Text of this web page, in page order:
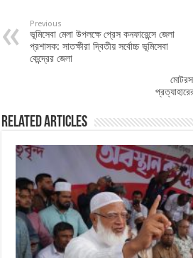
Previous
ভূমিসেবা মেলা উপলক্ষে প্রেস কনফারেন্সে জেলা
প্রশাসক: সাতক্ষীরা দ্বিতীয় সর্বোচ্চ ভূমিসেবা
কেন্দ্রের জেলা
Related Articles